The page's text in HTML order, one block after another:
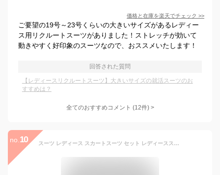
価格と在庫を楽天でチェック >>
ご要望の19号～23号くらいの大きいサイズがあるレディー
ス用リクルートスーツがありました！ストレッチが効いて
動きやすく好印象のスーツなので、おススメいたします！
回答された質問
【レディースリクルートスーツ】大きいサイズの就活スーツのお
すすめは？
全てのおすすめコメント (12件) >
no. 10 スーツ レディース スカートスーツ セット レディーススーツ リクルートスーツ スーツセット ビジネススーツ (13号, ブラック)